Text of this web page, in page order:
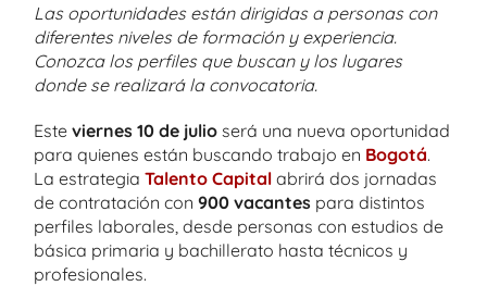
Las oportunidades están dirigidas a personas con
diferentes niveles de formación y experiencia.
Conozca los perfiles que buscan y los lugares
donde se realizará la convocatoria.
Este viernes 10 de julio será una nueva oportunidad
para quienes están buscando trabajo en Bogotá.
La estrategia Talento Capital abrirá dos jornadas
de contratación con 900 vacantes para distintos
perfiles laborales, desde personas con estudios de
básica primaria y bachillerato hasta técnicos y
profesionales.